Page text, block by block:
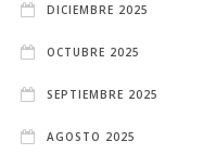
DICIEMBRE 2025
OCTUBRE 2025
SEPTIEMBRE 2025
AGOSTO 2025